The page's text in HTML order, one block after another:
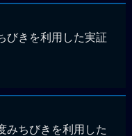
びきを利用した実証
みちびきを利用した